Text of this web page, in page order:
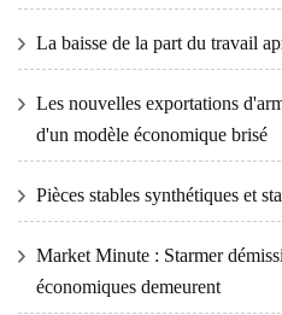
La baisse de la part du travail
Les nouvelles exportations
d'un modèle économique brisé
Pièces stables synthétiques et
Market Minute : Starmer
économiques demeurent